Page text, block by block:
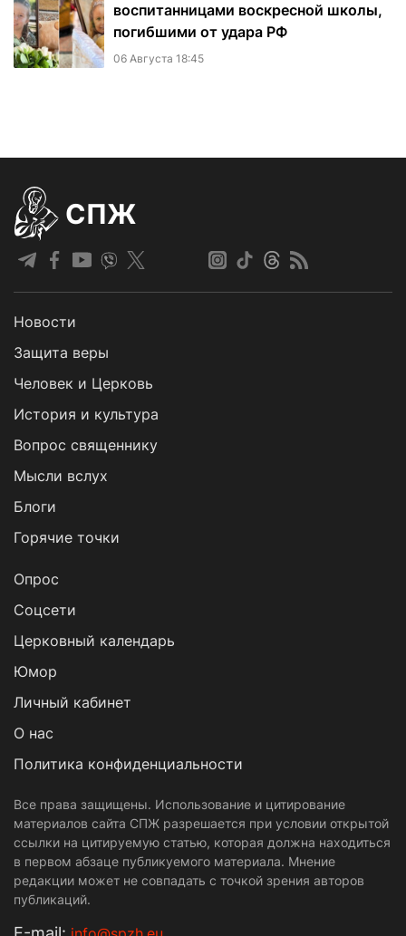
воспитанницами воскресной школы,
погибшими от удара РФ
06 Августа 18:45
СПЖ
Новости
Защита веры
Человек и Церковь
История и культура
Вопрос священнику
Мысли вслух
Блоги
Горячие точки
Опрос
Cоцсети
Церковный календарь
Юмор
Личный кабинет
О нас
Политика конфиденциальности
Все права защищены. Использование и цитирование
материалов сайта СПЖ разрешается при условии открытой
ссылки на цитируемую статью, которая должна находиться
в первом абзаце публикуемого материала. Мнение
редакции может не совпадать с точкой зрения авторов
публикаций.